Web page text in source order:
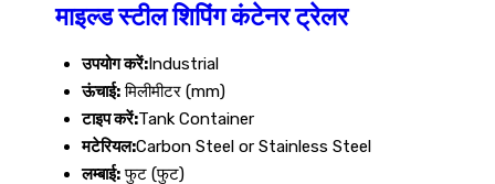
माइल्ड स्टील शिपिंग कंटेनर ट्रेलर
उपयोग करें: Industrial
ऊंचाई:मिलीमीटर (mm)
टाइप करें:Tank Container
मटेरियल:Carbon Steel or Stainless Steel
लम्बाई:फुट (फुट)